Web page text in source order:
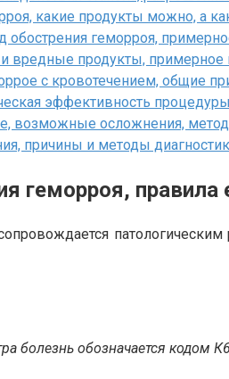
какие продукты можно, а
обострения геморроя,
и вредные продукты,
с кровотечением,
эффективность
возможные осложнения,
причины и методы
геморроя,
болезнь обозначается кодом